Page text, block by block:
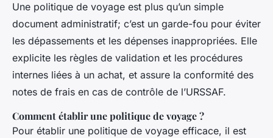
Une politique de voyage est plus qu’un simple
document administratif; c’est un garde-fou pour éviter
les dépassements et les dépenses inappropriées. Elle
explicite les règles de validation et les procédures
internes liées à un achat, et assure la conformité des
notes de frais en cas de contrôle de l’URSSAF.
Comment établir une politique de voyage ?
Pour établir une politique de voyage efficace, il est